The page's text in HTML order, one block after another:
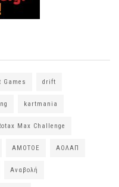
Games drift
kartmania
Max Challenge
ΑΜΟΤΟΕ ΑΟΛΑΠ
Αναβολή